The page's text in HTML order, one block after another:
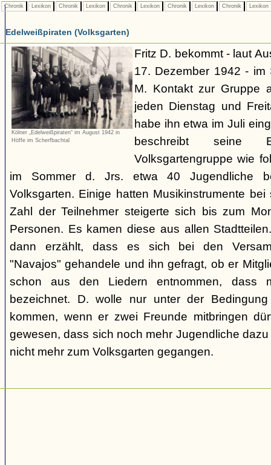
Chronik Lexikon Chronik Lexikon Chronik Lexikon Chronik Lexikon Chronik Lexikon
Edelweißpiraten (Volksgarten)
Kölner „Edelweißpiraten“ im August 1942 in
Höffe im Scherfbachtal
Fritz D. bekommt - laut
17. Dezember 1942 - im
M. Kontakt zur Gruppe
jeden Dienstag und
habe ihn etwa im Juli
beschreibt seine
Volksgartengruppe wie
im Sommer d. Jrs. etwa 40 Jugendliche
Volksgarten. Einige hatten Musikinstrumente
Zahl der Teilnehmer steigerte sich bis zum
Personen. Es kamen diese aus allen
dann erzählt, dass es sich bei den
"Navajos" gehandele und ihn gefragt, ob er
schon aus den Liedern entnommen, dass
bezeichnet. D. wolle nur unter der
kommen, wenn er zwei Freunde mitbringen
gewesen, dass sich noch mehr Jugendliche
nicht mehr zum Volksgarten gegangen.